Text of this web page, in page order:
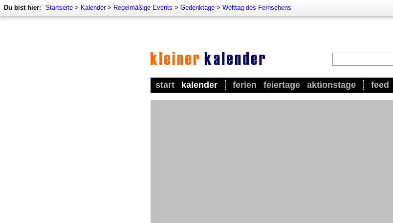
Du bist hier: Startseite > Kalender> Regelmäßige Events > Gedenktage > Welttag des Fernsehens
start kalender ferien feiertage aktionstage feed